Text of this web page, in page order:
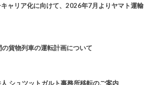
キャリア化に向けて、2026年7月よりヤマト運輸
貨物列車の運転計画について
シュツットガルト事務所移転のご案内